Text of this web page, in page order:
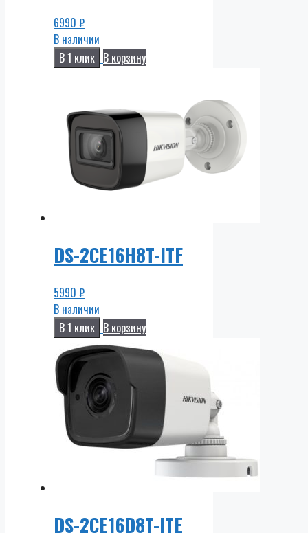
6990 ₽
В наличии
В 1 клик В корзину
DS-2CE16H8T-ITF
5990 ₽
В наличии
В 1 клик В корзину
DS-2CE16D8T-ITE